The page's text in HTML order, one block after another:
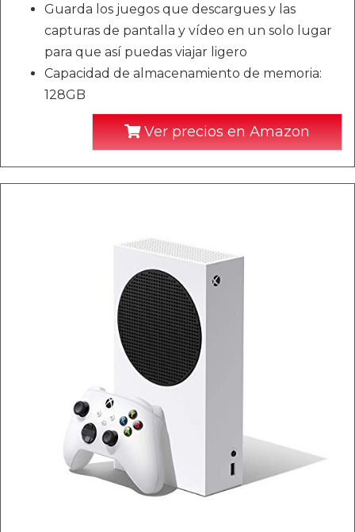
Guarda los juegos que descargues y las
capturas de pantalla y vídeo en un solo lugar
para que así puedas viajar ligero
Capacidad de almacenamiento de memoria:
128GB
Ver precios en Amazon